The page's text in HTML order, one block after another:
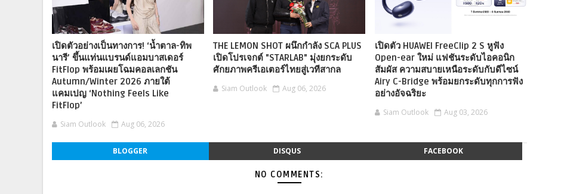
เปิดตัวอย่างเป็นทางการ! ‘น้ำตาล-ทิพ
นารี’ ขึ้นแท่นแบรนด์แอมบาสเดอร์
FitFlop พร้อมเผยโฉมคอลเลกชัน
Autumn/Winter 2026 ภายใต้
แคมเปญ ‘Nothing Feels Like
FitFlop’
Siam Outlook Aug 06, 2026
THE LEMON SHOT ผนึกกำลัง SCA PLUS
เปิดโปรเจกต์ "STARLAB" มุ่งยกระดับ
ศักยภาพครีเอเตอร์ไทยสู่เวทีสากล
Siam Outlook Aug 06, 2026
เปิดตัว HUAWEI FreeClip 2 S หูฟัง
Open-ear ใหม่ แฟชันระดับไอคอนิก
สัมผัส ความสบายเหนือระดับกับดีไซน์
Airy C-Bridge พร้อมยกระดับทุกการฟัง
อย่างอัจฉริยะ
Siam Outlook Aug 03, 2026
BLOGGER DISQUS FACEBOOK
NO COMMENTS: